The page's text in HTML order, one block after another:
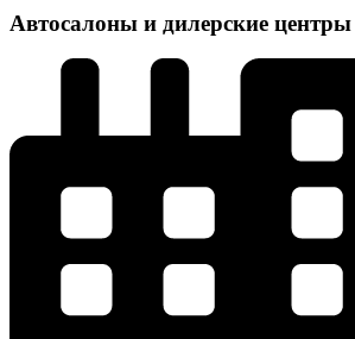
Автосалоны и дилерские центры